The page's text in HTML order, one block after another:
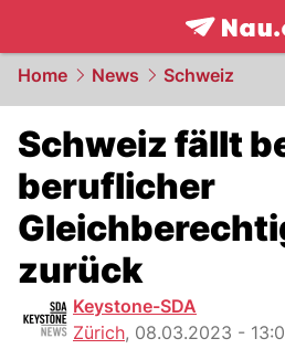
frontpage.
Home News Schweiz
Schweiz fällt
beruflicher
zurück
Keystone-SDA
Zürich, 08.03.2023 -